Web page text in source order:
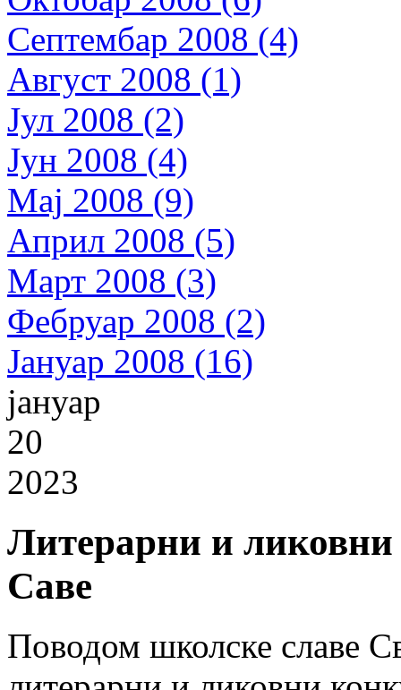
Септембар 2008 (4)
Август 2008 (1)
Јул 2008 (2)
Јун 2008 (4)
Мај 2008 (9)
Април 2008 (5)
Март 2008 (3)
Фебруар 2008 (2)
Јануар 2008 (16)
јануар
20
2023
Литерарни и ликовни
Саве
Поводом школске славе